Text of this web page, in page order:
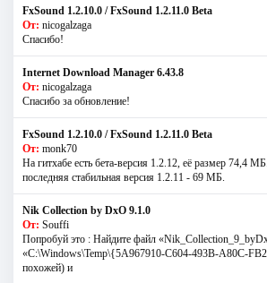
FxSound 1.2.10.0 / FxSound 1.2.11.0 Beta
От: nicogalzaga
Спасибо!
Internet Download Manager 6.43.8
От: nicogalzaga
Спасибо за обновление!
FxSound 1.2.10.0 / FxSound 1.2.11.0 Beta
От: monk70
На гитхабе есть бета-версия 1.2.12, её размер 74,4
последняя стабильная версия 1.2.11 - 69 МБ.
Nik Collection by DxO 9.1.0
От: Souffi
Попробуй это : Найдите файл
«C:\Windows\Temp\{5A967910-C604-493B-A80C-
похожей) и